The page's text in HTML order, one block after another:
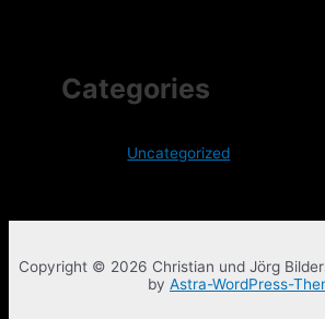
Categories
Uncategorized
Copyright © 2026 Christian und Jörg
by Astra-WordPress-